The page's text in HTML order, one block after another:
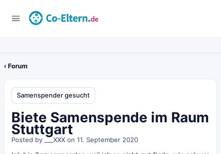
‹ Forum
Samenspender gesucht
Biete Samenspende im Raum
Stuttgart
Posted by ___XXX on 11. September 2020